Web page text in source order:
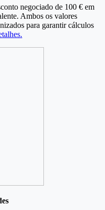
negociado de 100 € em
Ambos os valores
para garantir cálculos